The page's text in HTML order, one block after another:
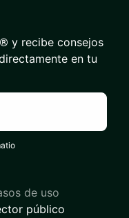
y recibe consejos
en tu
de uso
público